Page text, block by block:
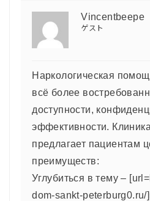
Vincentbeepe
ゲスト
Наркологическая
всё более
доступности,
эффективности.
предлагает пациентам
преимуществ:
Углубиться в тему –
dom-sankt-peterburg0.ru/